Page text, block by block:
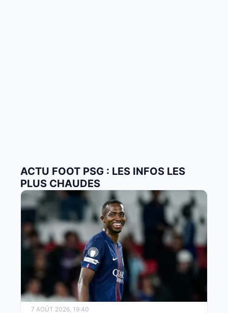
ACTU FOOT PSG : LES INFOS LES
PLUS CHAUDES
7 AOÛT 2026, 19:40